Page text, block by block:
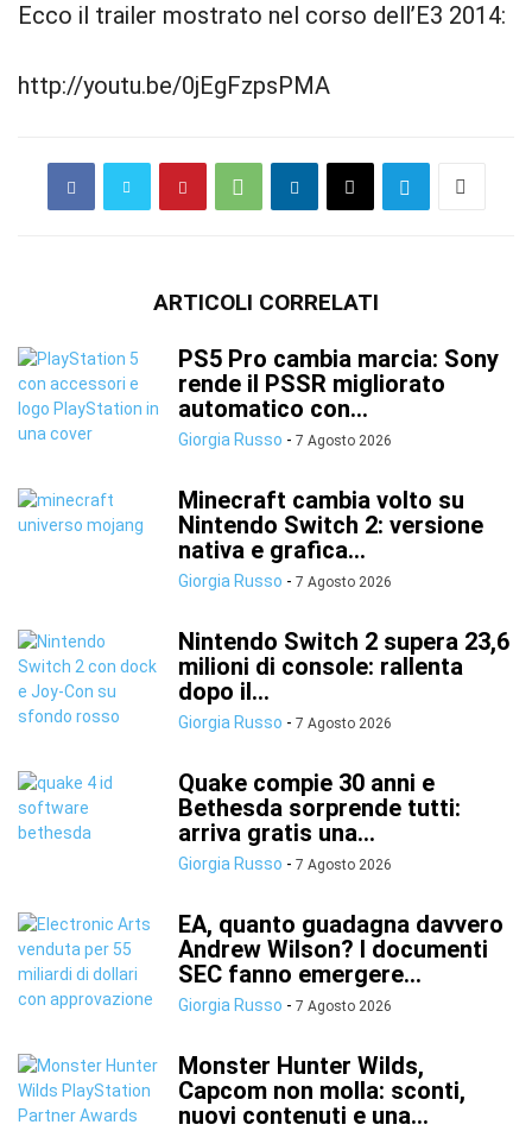
Ecco il trailer mostrato nel corso dell’E3 2014:
http://youtu.be/0jEgFzpsPMA
ARTICOLI CORRELATI
PS5 Pro cambia marcia: Sony
rende il PSSR migliorato
automatico con...
Giorgia Russo - 7 Agosto 2026
Minecraft cambia volto su
Nintendo Switch 2: versione
nativa e grafica...
Giorgia Russo - 7 Agosto 2026
Nintendo Switch 2 supera 23,6
milioni di console: rallenta
dopo il...
Giorgia Russo - 7 Agosto 2026
Quake compie 30 anni e
Bethesda sorprende tutti:
arriva gratis una...
Giorgia Russo - 7 Agosto 2026
EA, quanto guadagna davvero
Andrew Wilson? I documenti
SEC fanno emergere...
Giorgia Russo - 7 Agosto 2026
Monster Hunter Wilds,
Capcom non molla: sconti,
nuovi contenuti e una...